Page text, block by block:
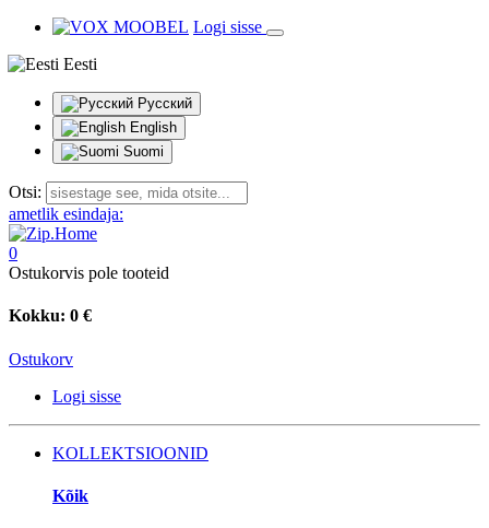
Logi sisse
Eesti
Русский
English
Suomi
Otsi:
ametlik esindaja:
0
Ostukorvis pole tooteid
Kokku: 0 €
Ostukorv
Logi sisse
KOLLEKTSIOONID
Kõik